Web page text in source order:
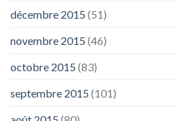
décembre 2015 (51)
novembre 2015 (46)
octobre 2015 (83)
septembre 2015 (101)